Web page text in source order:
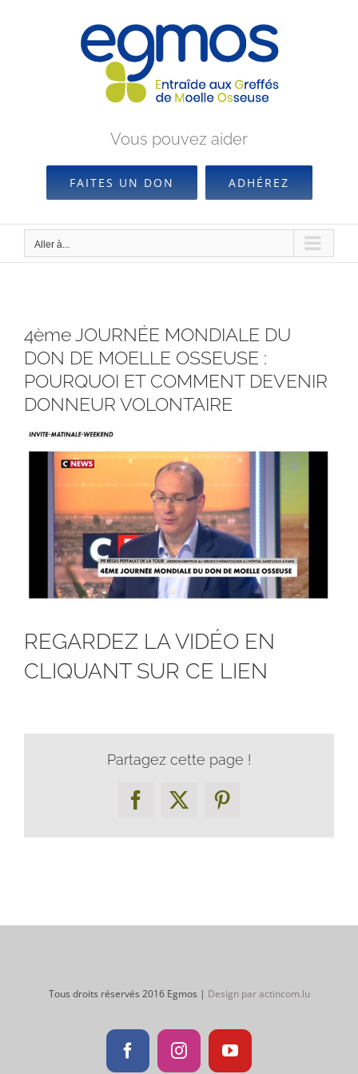
Vous pouvez aider
FAITES UN DON ADHÉREZ
Aller à...
4ème JOURNÉE MONDIALE DU
DON DE MOELLE OSSEUSE :
POURQUOI ET COMMENT DEVENIR
DONNEUR VOLONTAIRE
Voir
l'image
agrandie
REGARDEZ LA VIDÉO EN
CLIQUANT SUR CE LIEN
Partagez cette page !
Facebook
X Pinterest
Tous droits réservés 2016 Egmos | Design par actincom.lu
FacebookInstagramYouTube